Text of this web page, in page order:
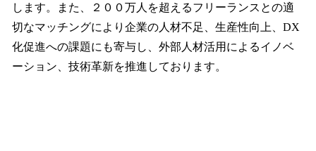
します。また、２００万人を超えるフリーランスとの適
切なマッチングにより企業の人材不足、生産性向上、DX
化促進への課題にも寄与し、外部人材活用によるイノベ
ーション、技術革新を推進しております。